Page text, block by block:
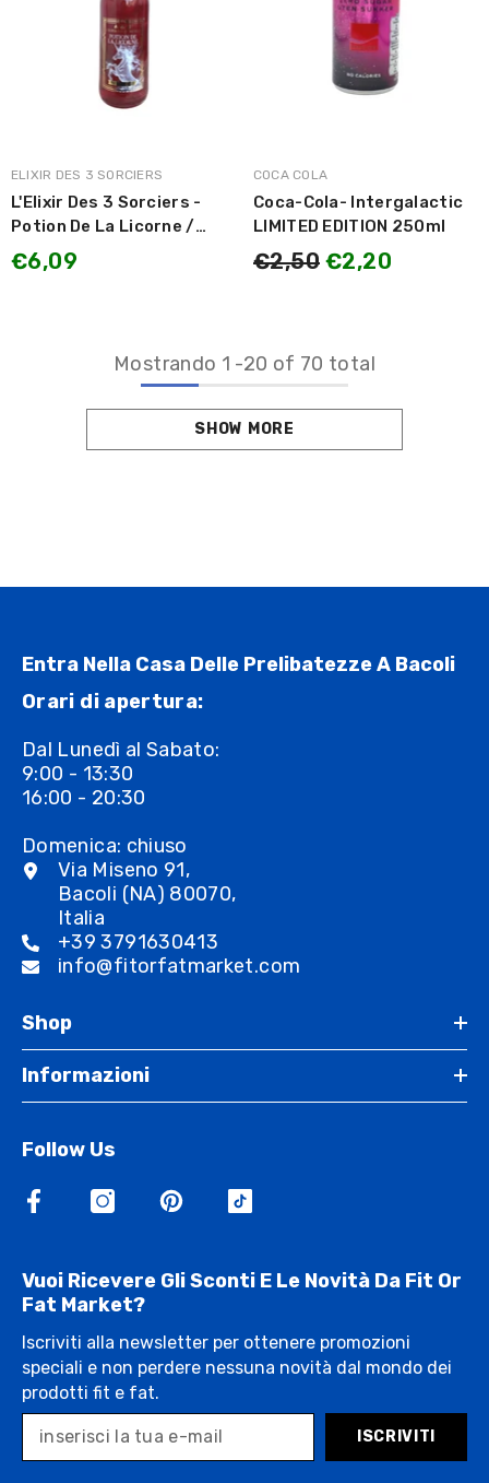
MARCA:
ELIXIR DES 3 SORCIERS
L'Elixir Des 3 Sorciers -
Potion De La Licorne /
Pozione dell'Unicorno
gusto Mirtillo e Ribes Nero
€6,09
MARCA:
COCA COLA
Coca-Cola- Intergalactic
LIMITED EDITION 250ml
€2,50 €2,20
Mostrando 1 -20 of 70 total
SHOW MORE
Entra Nella Casa Delle Prelibatezze A Bacoli
Orari di apertura:
Dal Lunedì al Sabato:
9:00 - 13:30
16:00 - 20:30
Domenica: chiuso
Via Miseno 91,
Bacoli (NA) 80070,
Italia
+39 3791630413
info@fitorfatmarket.com
Shop
Informazioni
Follow Us
Vuoi Ricevere Gli Sconti E Le Novità Da Fit Or
Fat Market?
Iscriviti alla newsletter per ottenere promozioni
speciali e non perdere nessuna novità dal mondo dei
prodotti fit e fat.
ISCRIVITI